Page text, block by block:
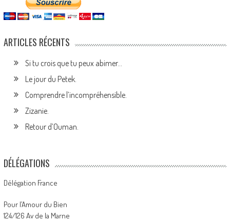
ARTICLES RÉCENTS
Si tu crois que tu peux abimer…
Le jour du Petek.
Comprendre l’incompréhensible.
Zizanie.
Retour d’Ouman.
DÉLÉGATIONS
Délégation France
Pour l’Amour du Bien
124/126 Av de la Marne